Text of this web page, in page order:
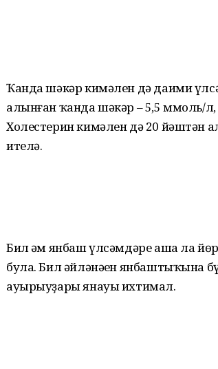
Ҡанда шәкәр кимәлен дә даими
алынған ҡанда шәкәр – 5,5 ммоль/
Холестерин кимәлен дә 20 йәштән
ителә.
Бил һәм янбаш үлсәмдәре аша ла
була. Бил әйләнәһен янбаш­тыҡына
ауырыуҙары янауы ихтимал.